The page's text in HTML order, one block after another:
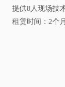
提供8人现场技
租赁时间：2个月